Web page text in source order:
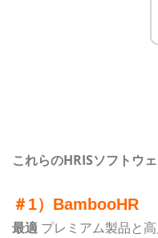
これらのHRISソフトウ
＃1）BambooHR
最適 プレミアム製品と